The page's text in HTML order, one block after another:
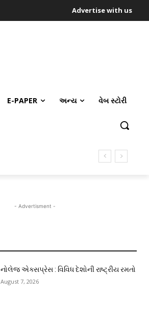
Advertise with us
E-PAPER અન્ય વેબ સ્ટોરી
- Advertisment -
નોલેજ એક્સપ્રેસ : વિવિધ દેશોની રાષ્ટ્રીય રમતો
August 7, 2026